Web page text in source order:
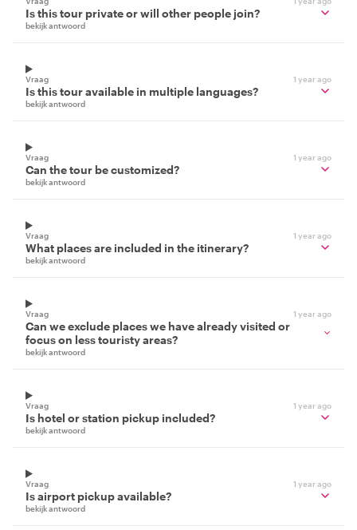
Is this tour private or will other people join?
bekijk antwoord
Vraag 1 year ago
Is this tour available in multiple languages?
bekijk antwoord
Vraag 1 year ago
Can the tour be customized?
bekijk antwoord
Vraag 1 year ago
What places are included in the itinerary?
bekijk antwoord
Vraag 1 year ago
Can we exclude places we have already visited or
focus on less touristy areas?
bekijk antwoord
Vraag 1 year ago
Is hotel or station pickup included?
bekijk antwoord
Vraag 1 year ago
Is airport pickup available?
bekijk antwoord